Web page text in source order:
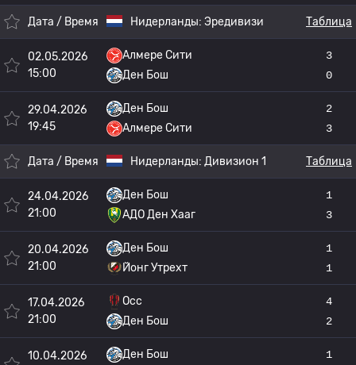
Дата / Время Нидерланды: Эредивизи Таблица
02.05.2026
15:00
Алмере Сити
Ден Бош
3
0
29.04.2026
19:45
Ден Бош
Алмере Сити
2
3
Дата / Время Нидерланды: Дивизион 1 Таблица
24.04.2026
21:00
Ден Бош
АДО Ден Хааг
1
3
20.04.2026
21:00
Ден Бош
Йонг Утрехт
1
1
17.04.2026
21:00
Осс
Ден Бош
4
2
10.04.2026
Ден Бош
1